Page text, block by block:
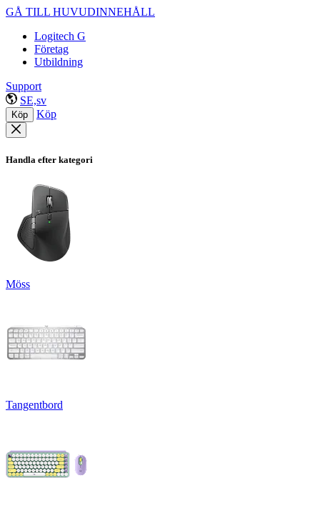
GÅ TILL HUVUDINNEHÅLL
Logitech G
Företag
Utbildning
Support
SE,sv
Köp Köp
Handla efter kategori
Möss
Tangentbord